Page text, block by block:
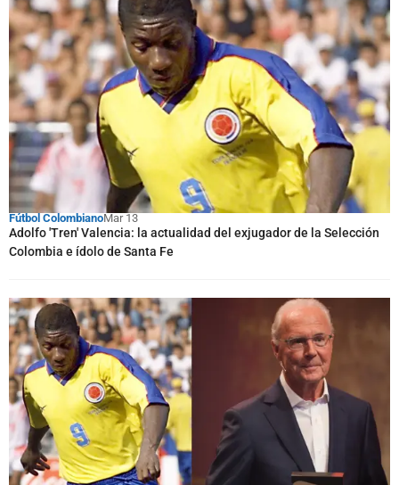
Fútbol ColombianoMar 13
Adolfo 'Tren' Valencia: la actualidad del exjugador de la Selección
Colombia e ídolo de Santa Fe